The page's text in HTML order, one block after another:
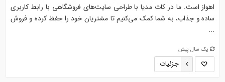
اهواز است. ما در کات مدیا با طراحی سایت‌های فروشگاهی با رابط کاربری
ساده و جذاب، به شما کمک می‌کنیم تا مشتریان خود را حفظ کرده و فروش
...
یک سال پیش
جزئیات